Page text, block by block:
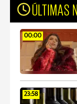
ÚLTIMAS
00:00
23:58